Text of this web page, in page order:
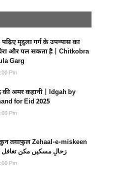
पढ़िए मृदुला गर्ग के उपन्यास का
और पल सकता है | Chitkobra
Garg
Pm
की अमर कहानी | Idgah by
for Eid 2025
Pm
तग़ाफ़ुल Zehaal-e-miskeen
makun taghaful زحالِ مسکیں مکن تغافل
Pm